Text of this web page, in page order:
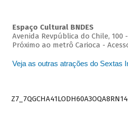
Espaço Cultural BNDES
Avenida Revpública do Chile, 100
Próximo ao metrô Carioca -
Veja as outras atrações do Sextas